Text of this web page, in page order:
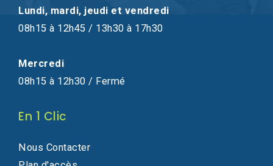
Lundi, mardi, jeudi et vendredi
08h15 à 12h45 / 13h30 à 17h30
Mercredi
08h15 à 12h30 / Fermé
En 1 Clic
Nous Contacter